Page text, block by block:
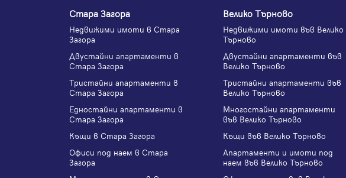
Стара Загора
Недвижими имоти в Стара
Загора
Двустайни апартаменти в
Стара Загора
Тристайни апартаменти в
Стара Загора
Едностайни апартаменти в
Стара Загора
Къщи в Стара Загора
Офиси под наем в Стара
Загора
Велико Търново
Недвижими имоти във Велико
Търново
Двустайни апартаменти във
Велико Търново
Тристайни апартаменти във
Велико Търново
Многостайни апартаменти
във Велико Търново
Къщи във Велико Търново
Апартаменти и имоти под
наем във Велико Търново